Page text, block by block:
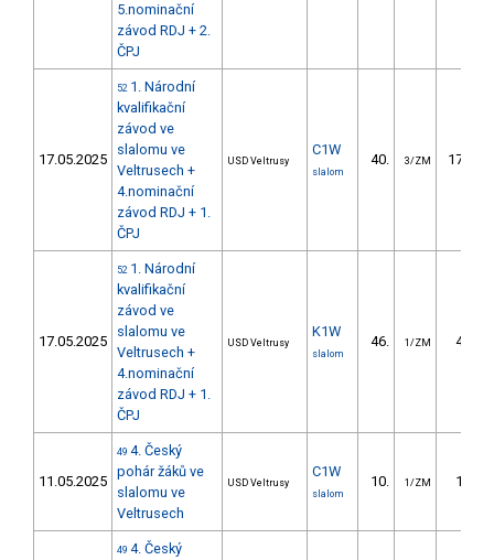
5.nominační
závod RDJ + 2.
ČPJ
17.05.2025
52 1. Národní
kvalifikační
závod ve
slalomu ve
Veltrusech +
4.nominační
závod RDJ + 1.
ČPJ
USD Veltrusy
C1W
slalom
40. 3/ZM 171.16
17.05.2025
52 1. Národní
kvalifikační
závod ve
slalomu ve
Veltrusech +
4.nominační
závod RDJ + 1.
ČPJ
USD Veltrusy
K1W
slalom
46. 1/ZM 46.98
11.05.2025
49 4. Český
pohár žáků ve
slalomu ve
Veltrusech
USD Veltrusy
C1W
slalom
10. 1/ZM 11.46
49 4. Český